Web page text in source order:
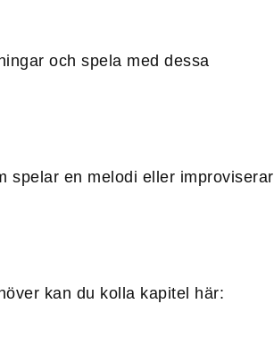
och spela med dessa
spelar en melodi eller improviserar
kan du kolla kapitel här: